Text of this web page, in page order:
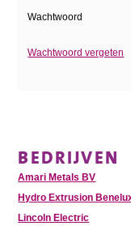
Wachtwoord
Wachtwoord vergeten
BEDRIJVEN
Amari Metals BV
Hydro Extrusion
Lincoln Electric